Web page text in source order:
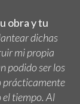
obra y tu
dichas
mi propia
podido ser los
prácticamente
el tiempo. Al